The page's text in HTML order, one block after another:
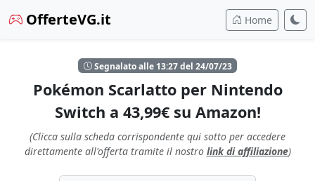
OfferteVG.it Home
Segnalato alle 13:27 del 24/07/23
Pokémon Scarlatto per Nintendo
Switch a 43,99€ su Amazon!
(Clicca sulla scheda corrispondente qui sotto per accedere
direttamente all'offerta tramite il nostro link di affiliazione)